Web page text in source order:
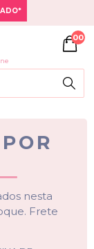
00
nesta
Frete